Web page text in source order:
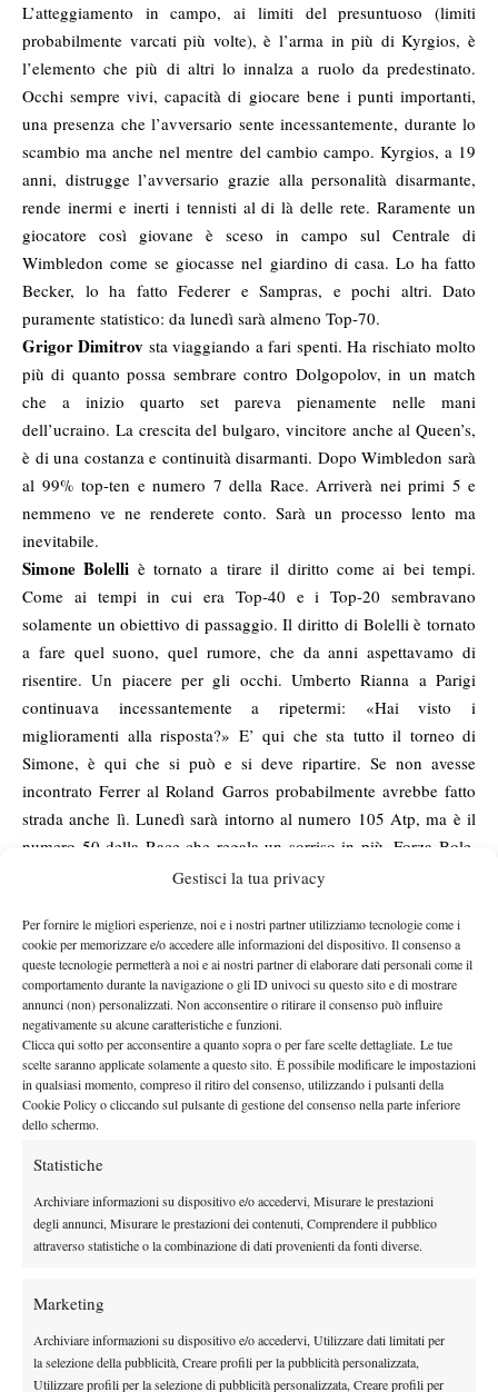
Gestisci la tua privacy
Per fornire le migliori esperienze, noi e i nostri partner utilizziamo tecnologie come i
cookie per memorizzare e/o accedere alle informazioni del dispositivo. Il consenso a
queste tecnologie permetterà a noi e ai nostri partner di elaborare dati personali come il
comportamento durante la navigazione o gli ID univoci su questo sito e di mostrare
annunci (non) personalizzati. Non acconsentire o ritirare il consenso può influire
negativamente su alcune caratteristiche e funzioni.
Clicca qui sotto per acconsentire a quanto sopra o per fare scelte dettagliate. Le tue
scelte saranno applicate solamente a questo sito. È possibile modificare le impostazioni
in qualsiasi momento, compreso il ritiro del consenso, utilizzando i pulsanti della
Cookie Policy o cliccando sul pulsante di gestione del consenso nella parte inferiore
dello schermo.
Statistiche
Archiviare informazioni su dispositivo e/o accedervi, Misurare le prestazioni
degli annunci, Misurare le prestazioni dei contenuti, Comprendere il pubblico
attraverso statistiche o la combinazione di dati provenienti da fonti diverse.
Marketing
Archiviare informazioni su dispositivo e/o accedervi, Utilizzare dati limitati per
la selezione della pubblicità, Creare profili per la pubblicità personalizzata,
Utilizzare profili per la selezione di pubblicità personalizzata, Creare profili per
L’atteggiamento in campo, ai limiti del presuntuoso (limiti
probabilmente varcati più volte), è l’arma in più di Kyrgios, è
l’elemento che più di altri lo innalza a ruolo da predestinato.
Occhi sempre vivi, capacità di giocare bene i punti importanti,
una presenza che l’avversario sente incessantemente, durante lo
scambio ma anche nel mentre del cambio campo. Kyrgios, a 19
anni, distrugge l’avversario grazie alla personalità disarmante,
rende inermi e inerti i tennisti al di là delle rete. Raramente un
giocatore così giovane è sceso in campo sul Centrale di
Wimbledon come se giocasse nel giardino di casa. Lo ha fatto
Becker, lo ha fatto Federer e Sampras, e pochi altri. Dato
puramente statistico: da lunedì sarà almeno Top-70.
Grigor Dimitrov sta viaggiando a fari spenti. Ha rischiato molto
più di quanto possa sembrare contro Dolgopolov, in un match
che a inizio quarto set pareva pienamente nelle mani
dell’ucraino. La crescita del bulgaro, vincitore anche al Queen’s,
è di una costanza e continuità disarmanti. Dopo Wimbledon sarà
al 99% top-ten e numero 7 della Race. Arriverà nei primi 5 e
nemmeno ve ne renderete conto. Sarà un processo lento ma
inevitabile.
Simone Bolelli è tornato a tirare il diritto come ai bei tempi.
Come ai tempi in cui era Top-40 e i Top-20 sembravano
solamente un obiettivo di passaggio. Il diritto di Bolelli è tornato
a fare quel suono, quel rumore, che da anni aspettavamo di
risentire. Un piacere per gli occhi. Umberto Rianna a Parigi
continuava incessantemente a ripetermi: «Hai visto i
miglioramenti alla risposta?» E’ qui che sta tutto il torneo di
Simone, è qui che si può e si deve ripartire. Se non avesse
incontrato Ferrer al Roland Garros probabilmente avrebbe fatto
strada anche lì. Lunedì sarà intorno al numero 105 Atp, ma è il
numero 50 della Race che regala un sorriso in più. Forza Bole,
puntiamo ai Top-30 entro fine 2014. Difficile ma non
La sconfitta diMaria Sharapovaha dimostrato che la russa da
alcuni mesi sta giocando benino ma non benissimo, salvata
sempre da una solidità mentale praticamente introvabile nel
tennis femminile. Oggi è mancata, per la prima volta da molto
tempo, la forza psicologica superiore all’avversaria. E la sconfitta
è giunta inevitabile. Troppi alti e bassi tecnici all’interno della
stessa partita, troppe rimonte complicate da dover affrontare. Non
è sempre domenica. Sembra assurdo dirlo per la campionessa
Il tennis diLucie Safarovaè sempre stato splendido. Colpi
puliti, diritto mancino devastante, servizio (se in giornata) bello
addetto ai lavori, anche se qualcuno ogni tanto ha dei dubbi: il
suo nome è Lucie Safarova, unica vera avversaria di se stessa. In
semifinale a Wimbledon, per qualità potrebbe anche vincere il